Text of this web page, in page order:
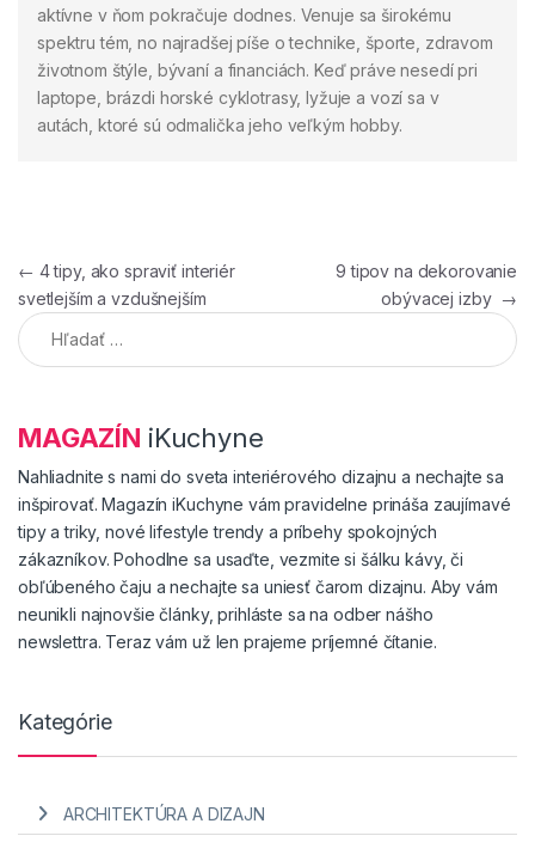
aktívne v ňom pokračuje dodnes. Venuje sa širokému
spektru tém, no najradšej píše o technike, športe, zdravom
životnom štýle, bývaní a financiách. Keď práve nesedí pri
laptope, brázdi horské cyklotrasy, lyžuje a vozí sa v
autách, ktoré sú odmalička jeho veľkým hobby.
Navigácia v článku
← 4 tipy, ako spraviť interiér
svetlejším a vzdušnejším
9 tipov na dekorovanie
obývacej izby →
Hľadať:
MAGAZÍN iKuchyne
Nahliadnite s nami do sveta interiérového dizajnu a nechajte sa
inšpirovať. Magazín iKuchyne vám pravidelne prináša zaujímavé
tipy a triky, nové lifestyle trendy a príbehy spokojných
zákazníkov. Pohodlne sa usaďte, vezmite si šálku kávy, či
obľúbeného čaju a nechajte sa uniesť čarom dizajnu. Aby vám
neunikli najnovšie články, prihláste sa na odber nášho
newslettra. Teraz vám už len prajeme príjemné čítanie.
Kategórie
ARCHITEKTÚRA A DIZAJN